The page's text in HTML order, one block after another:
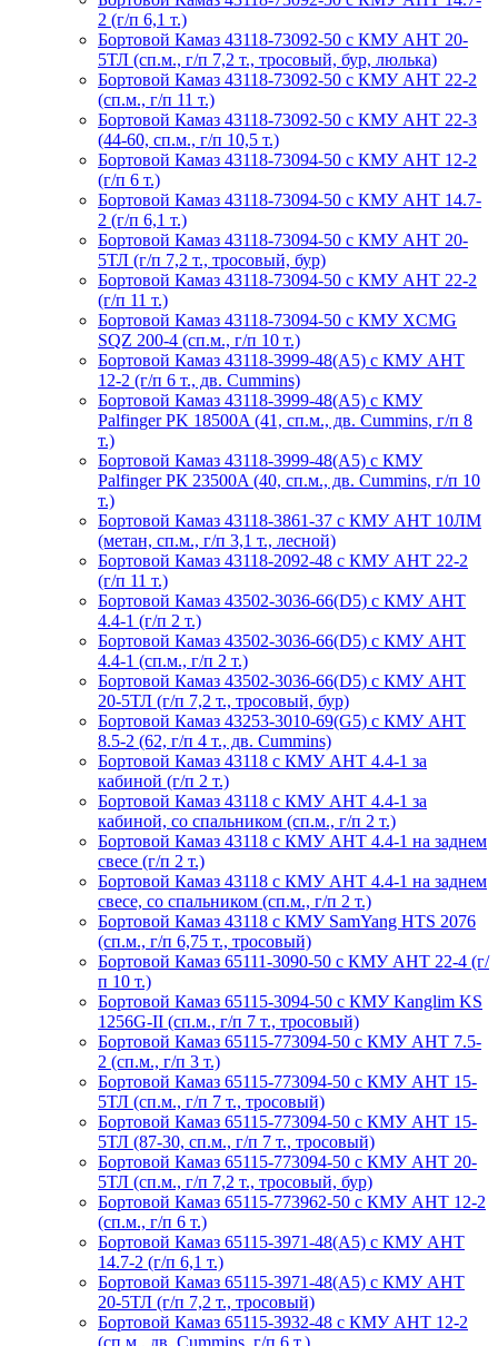
2 (г/п 6,1 т.)
Бортовой Камаз 43118-73092-50 с КМУ АНТ 20-
5ТЛ (сп.м., г/п 7,2 т., тросовый, бур, люлька)
Бортовой Камаз 43118-73092-50 с КМУ АНТ 22-2
(сп.м., г/п 11 т.)
Бортовой Камаз 43118-73092-50 с КМУ АНТ 22-3
(44-60, сп.м., г/п 10,5 т.)
Бортовой Камаз 43118-73094-50 с КМУ АНТ 12-2
(г/п 6 т.)
Бортовой Камаз 43118-73094-50 с КМУ АНТ 14.7-
2 (г/п 6,1 т.)
Бортовой Камаз 43118-73094-50 с КМУ АНТ 20-
5ТЛ (г/п 7,2 т., тросовый, бур)
Бортовой Камаз 43118-73094-50 с КМУ АНТ 22-2
(г/п 11 т.)
Бортовой Камаз 43118-73094-50 с КМУ XCMG
SQZ 200-4 (сп.м., г/п 10 т.)
Бортовой Камаз 43118-3999-48(А5) с КМУ АНТ
12-2 (г/п 6 т., дв. Cummins)
Бортовой Камаз 43118-3999-48(А5) с КМУ
Palfinger PK 18500A (41, сп.м., дв. Cummins, г/п 8
т.)
Бортовой Камаз 43118-3999-48(А5) с КМУ
Palfinger РК 23500A (40, сп.м., дв. Cummins, г/п 10
т.)
Бортовой Камаз 43118-3861-37 с КМУ АНТ 10ЛМ
(метан, сп.м., г/п 3,1 т., лесной)
Бортовой Камаз 43118-2092-48 с КМУ АНТ 22-2
(г/п 11 т.)
Бортовой Камаз 43502-3036-66(D5) с КМУ АНТ
4.4-1 (г/п 2 т.)
Бортовой Камаз 43502-3036-66(D5) с КМУ АНТ
4.4-1 (сп.м., г/п 2 т.)
Бортовой Камаз 43502-3036-66(D5) с КМУ АНТ
20-5ТЛ (г/п 7,2 т., тросовый, бур)
Бортовой Камаз 43253-3010-69(G5) с КМУ АНТ
8.5-2 (62, г/п 4 т., дв. Cummins)
Бортовой Камаз 43118 с КМУ АНТ 4.4-1 за
кабиной (г/п 2 т.)
Бортовой Камаз 43118 с КМУ АНТ 4.4-1 за
кабиной, со спальником (сп.м., г/п 2 т.)
Бортовой Камаз 43118 с КМУ АНТ 4.4-1 на заднем
свесе (г/п 2 т.)
Бортовой Камаз 43118 с КМУ АНТ 4.4-1 на заднем
свесе, со спальником (сп.м., г/п 2 т.)
Бортовой Камаз 43118 c КМУ SamYang HTS 2076
(сп.м., г/п 6,75 т., тросовый)
Бортовой Камаз 65111-3090-50 с КМУ АНТ 22-4 (г/
п 10 т.)
Бортовой Камаз 65115-3094-50 с КМУ Kanglim KS
1256G-II (сп.м., г/п 7 т., тросовый)
Бортовой Камаз 65115-773094-50 с КМУ АНТ 7.5-
2 (сп.м., г/п 3 т.)
Бортовой Камаз 65115-773094-50 с КМУ АНТ 15-
5ТЛ (сп.м., г/п 7 т., тросовый)
Бортовой Камаз 65115-773094-50 с КМУ АНТ 15-
5ТЛ (87-30, сп.м., г/п 7 т., тросовый)
Бортовой Камаз 65115-773094-50 с КМУ АНТ 20-
5ТЛ (сп.м., г/п 7,2 т., тросовый, бур)
Бортовой Камаз 65115-773962-50 с КМУ АНТ 12-2
(сп.м., г/п 6 т.)
Бортовой Камаз 65115-3971-48(A5) с КМУ АНТ
14.7-2 (г/п 6,1 т.)
Бортовой Камаз 65115-3971-48(A5) с КМУ АНТ
20-5ТЛ (г/п 7,2 т., тросовый)
Бортовой Камаз 65115-3932-48 с КМУ АНТ 12-2
(сп.м., дв. Cummins, г/п 6 т.)